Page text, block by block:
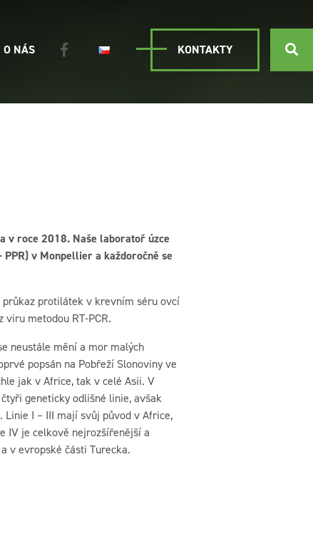
O NÁS KONTAKTY
v roce 2018. Naše laboratoř úzce
v Monpellier a každoročně se
protilátek v krevním séru ovcí
viru metodou RT-PCR.
neustále mění a mor malých
popsán na Pobřeží Slonoviny ve
jak v Africe, tak v celé Asii. V
geneticky odlišné linie, avšak
Linie I – III mají svůj původ v Africe,
IV je celkově nejrozšířenější a
v evropské části Turecka.